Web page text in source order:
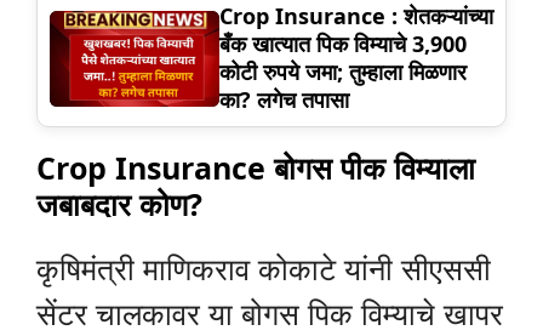
Crop Insurance : शेतकऱ्यांच्या
बँक खात्यात पिक विम्याचे 3,900
कोटी रुपये जमा; तुम्हाला मिळणार
का? लगेच तपासा
Crop Insurance बोगस पीक विम्याला
जबाबदार कोण?
कृषिमंत्री माणिकराव कोकाटे यांनी सीएससी
सेंटर चालकावर या बोगस पिक विम्याचे खापर